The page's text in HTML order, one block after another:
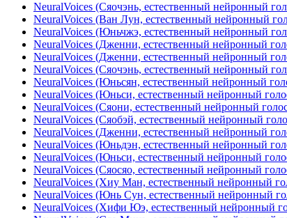
NeuralVoices (Сяочэнь, естественный нейронный
NeuralVoices (Ван Лун, естественный нейронный
NeuralVoices (Юньчжэ, естественный нейронный
NeuralVoices (Дженни, естественный нейронный
NeuralVoices (Дженни, естественный нейронный
NeuralVoices (Сяочэнь, естественный нейронный
NeuralVoices (Юньсян, естественный нейронный
NeuralVoices (Юньси, естественный нейронный
NeuralVoices (Сяони, естественный нейронный
NeuralVoices (Сяобэй, естественный нейронный
NeuralVoices (Дженни, естественный нейронный
NeuralVoices (Юньдэн, естественный нейронный
NeuralVoices (Юньси, естественный нейронный
NeuralVoices (Сяосяо, естественный нейронный
NeuralVoices (Хиу Ман, естественный нейронный
NeuralVoices (Юнь Сун, естественный нейронный
NeuralVoices (Хифи Юэ, естественный нейронный